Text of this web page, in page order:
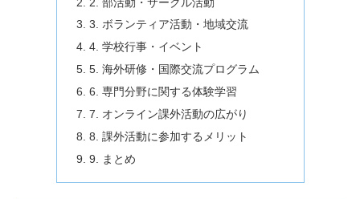
3. ボランティア活動・地域交流
4. 学校行事・イベント
5. 海外研修・国際交流プログラム
6. 専門分野に関する体験学習
7. オンライン課外活動の広がり
8. 課外活動に参加するメリット
9. まとめ